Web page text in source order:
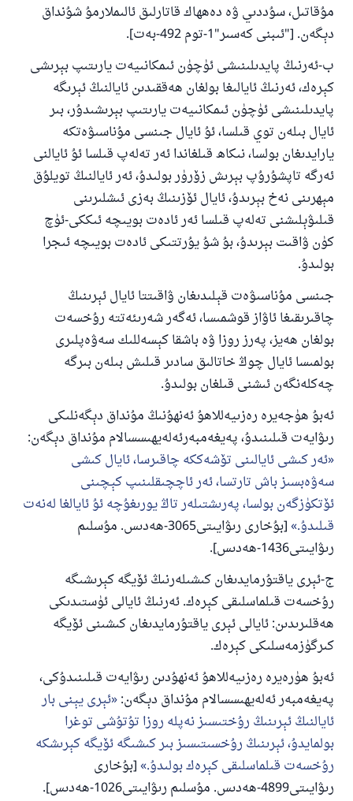
مۇقاتىل، سۇددىي ۋە دەھھاك قاتارلىق ئالىملارمۇ شۇنداق
دېگەن. ["ئىبنى كەسىر"1-توم 492-بەت].
ب-ئەرنىڭ پايدىلىنىشى ئۈچۈن ئىمكانىيەت يارىتىپ بېرىشى
كېرەك، ئەرنىڭ ئايالىغا بولغان ھەققىدىن ئايالنىڭ ئېرىگە
پايدىلىنىشى ئۈچۈن ئىمكانىيەت يارىتىپ بېرىشىدۇر، بىر
ئايال بىلەن توي قىلسا، ئۇ ئايال جىنسى مۇناسىۋەتكە
يارايدىغان بولسا، نىكاھ قىلغاندا ئەر تەلەپ قىلسا ئۇ ئايالنى
ئەرگە تاپشۇرۇپ بېرىش زۆرۈر بولىدۇ، ئەر ئايالنىڭ تويلۇق
مېھرىنى نەخ بېرىدۇ، ئايال ئۆزىنىڭ بەزى ئىشلىرىنى
قىلىۋېلىشنى تەلەپ قىلسا ئەر ئادەت بويىچە ئىككى-ئۈچ
كۈن ۋاقىت بېرىدۇ، بۇ شۇ يۇرتتىكى ئادەت بويىچە ئىجرا
بولىدۇ.
جىنسى مۇناسىۋەت قېلىدىغان ۋاقىتتا ئايال ئېرىنىڭ
چاقىرىقىغا ئاۋاز قوشمىسا، ئەگەر شەرىئەتتە رۇخسەت
بولغان ھەيز، پەرز روزا ۋە باشقا كېسەللىك سەۋەپلىرى
بولمىسا ئايال چوڭ خاتالىق سادىر قىلىش بىلەن بىرگە
چەكلەنگەن ئىشنى قىلغان بولىدۇ.
ئەبۇ ھۈجەيرە رەزىيەللاھۇ ئەنھۇنىڭ مۇنداق دېگەنلىكى
رىۋايەت قىلىنىدۇ، پەيغەمبەرئەلەيھىسسالام مۇنداق دېگەن:
ئەر كىشى ئايالىنى تۆشەككە چاقىرسا، ئايال كىشى
سەۋەبسىز باش تارتسا، ئەر ئاچچىقلىنىپ كېچىنى
ئۆتكۈزگەن بولسا، پەرىشتىلەر تاڭ يورىغۇچە ئۇ ئايالغا لەنەت
قىلىدۇ.
[بۇخارى رىۋايىتى3065-ھەدىس. مۇسلىم
رىۋايىتى1436-ھەدىس].
ج-ئېرى ياقتۇرمايدىغان كىشىلەرنىڭ ئۆيگە كېرىشىگە
رۇخسەت قىلماسلىقى كېرەك. ئەرنىڭ ئايالى ئۈستىدىكى
ھەقلىرىدىن: ئايالى ئېرى ياقتۇرمايدىغان كىشىنى ئۆيگە
كىرگۈزمەسلىكى كېرەك.
ئەبۇ ھۈرەيرە رەزىيەللاھۇ ئەنھۇدىن رىۋايەت قىلىنىدۇكى،
پەيغەمبەر ئەلەيھىسسالام مۇنداق دېگەن: ئېرى يېنى بار
ئايالنىڭ ئېرىنىڭ رۇختىسىز نەپلە روزا تۇتۇشى توغرا
بولمايدۇ، ئېرىنىڭ رۇخسىتىسىز بىر كىشىگە ئۆيگە كېرىشكە
رۇخسەت قىلماسلىقى كېرەك بولىدۇ. [بۇخارى
رىۋايىتى4899-ھەدىس. مۇسلىم رىۋايىتى1026-ھەدىس].